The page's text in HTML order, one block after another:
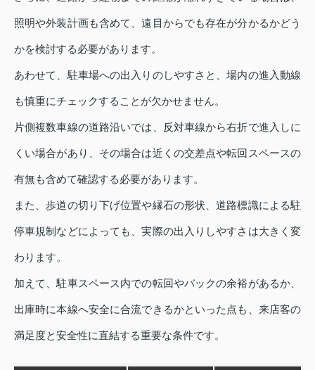
照明や外装計画も含めて、遠目からでも存在が分かるかどう
かを検討する必要があります。
あわせて、駐車場への出入りのしやすさと、場内の進入動線
も慎重にチェックすることが欠かせません。
片側複数車線の道路沿いでは、反対車線から右折で進入しに
くい場合があり、その場合は近くの交差点や転回スペースの
有無も含めて確認する必要があります。
また、歩道の切り下げ位置や縁石の形状、道路標識による駐
停車規制などによっても、実際の出入りしやすさは大きく変
わります。
加えて、駐車スペース内での転回やバックの余裕があるか、
出庫時に本線へ安全に合流できるかといった点も、来店客の
満足度と安全性に直結する重要な条件です。